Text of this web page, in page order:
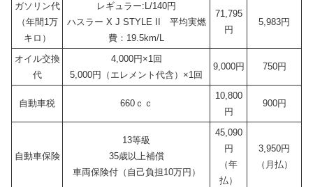
ガソリン代
（年間1万
キロ）
レギュラー:L/140円
ハスラー X J STYLE II 平均実燃
費：19.5km/L
71,795
円
5,983円
オイル交換
代
4,000円×1回
5,000円（エレメント代含）×1回
9,000円 750円
自動車税 660ｃｃ
10,800
円
900円
自動車保険
13等級
35歳以上補償
車両保険付（自己負担10万円）
45,090
円
（年
払）
3,950円
（月払）